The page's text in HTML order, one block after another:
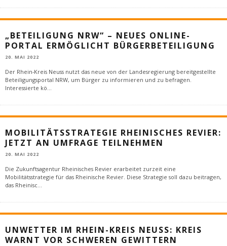
„BETEILIGUNG NRW“ – NEUES ONLINE-
PORTAL ERMÖGLICHT BÜRGERBETEILIGUNG
20. MAI 2022
Der Rhein-Kreis Neuss nutzt das neue von der Landesregierung bereitgestellte
Beteiligungsportal NRW, um Bürger zu informieren und zu befragen.
Interessierte kö
MOBILITÄTSSTRATEGIE RHEINISCHES REVIER:
JETZT AN UMFRAGE TEILNEHMEN
20. MAI 2022
Die Zukunftsagentur Rheinisches Revier erarbeitet zurzeit eine
Mobilitätsstrategie für das Rheinische Revier. Diese Strategie soll dazu beitragen,
das Rheinisc
UNWETTER IM RHEIN-KREIS NEUSS: KREIS
WARNT VOR SCHWEREN GEWITTERN